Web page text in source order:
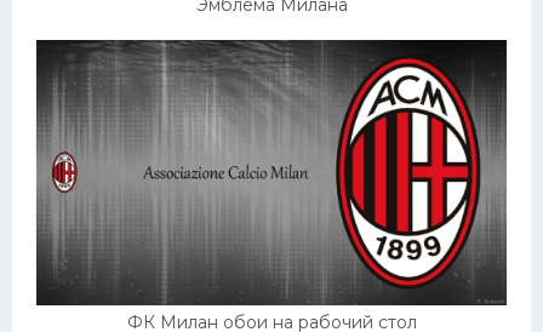
Эмблема Милана
ФК Милан обои на рабочий стол